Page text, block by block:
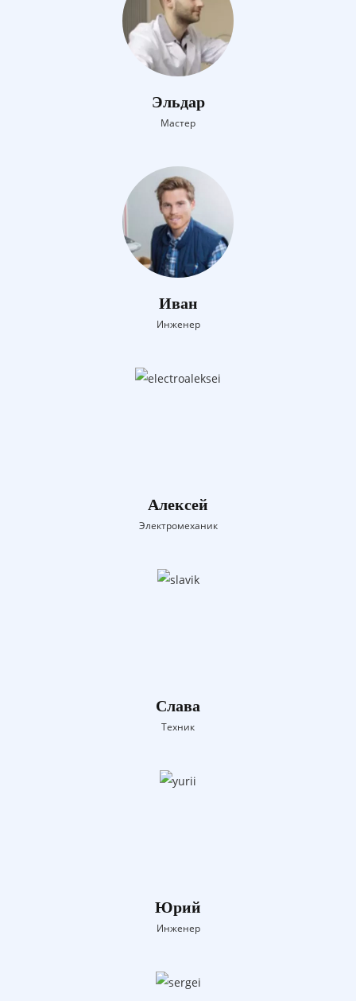
Эльдар
Мастер
Иван
Инженер
Алексей
Электромеханик
Слава
Техник
Юрий
Инженер